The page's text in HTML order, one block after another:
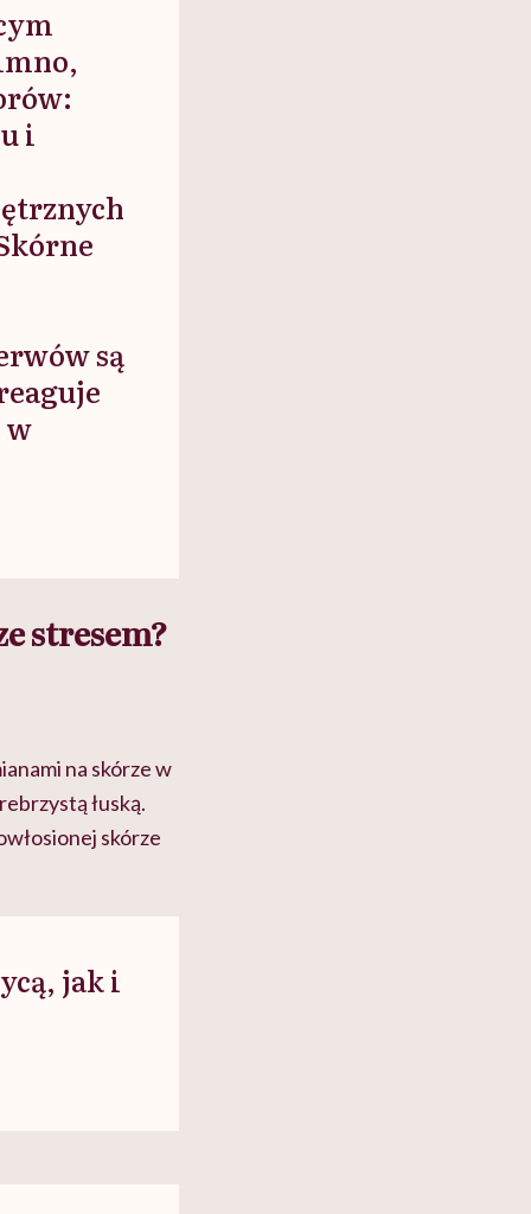
i
są
w
stresem?
na skórze w
łuską.
skórze
jak i